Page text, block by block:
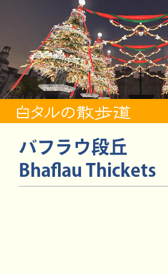
バフラウ段丘
Bhaflau Thickets